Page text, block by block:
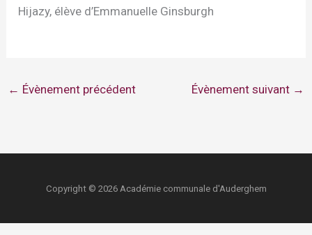
Hijazy, élève d’Emmanuelle Ginsburgh
← Évènement précédent Évènement suivant →
Copyright © 2026 Académie communale d'Auderghem